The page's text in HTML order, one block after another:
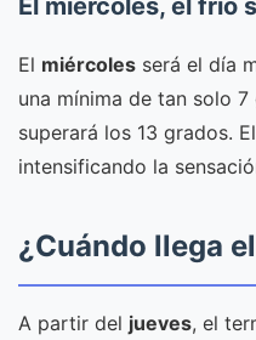
El miércoles, el frío
El miércoles será el día
una mínima de tan solo
superará los 13 grados.
intensificando la
¿Cuándo llega
A partir del jueves, el